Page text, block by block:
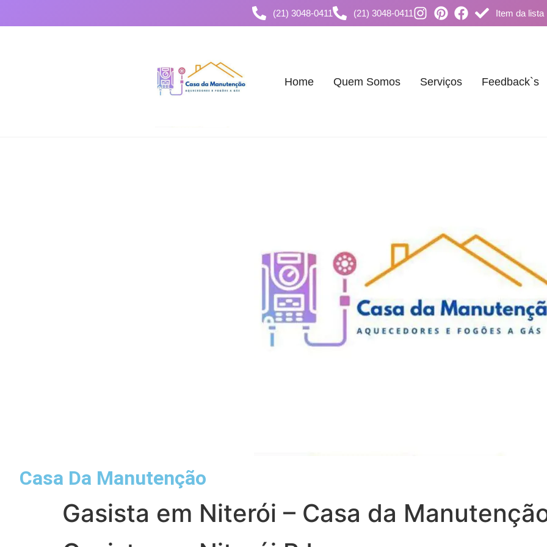
(21) 3048-0411 (21) 3048-0411 Item da lista
Home Quem Somos Serviços Feedback`s
Casa Da Manutenção
Gasista em Niterói – Casa da